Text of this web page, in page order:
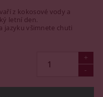
z kokosové vody a
letní den.
jazyku všimnete chuti